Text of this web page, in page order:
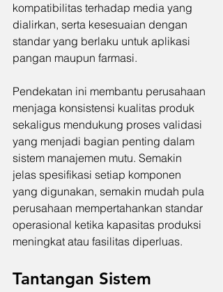
kompatibilitas terhadap media yang
dialirkan, serta kesesuaian dengan
standar yang berlaku untuk aplikasi
pangan maupun farmasi.
Pendekatan ini membantu perusahaan
menjaga konsistensi kualitas produk
sekaligus mendukung proses validasi
yang menjadi bagian penting dalam
sistem manajemen mutu. Semakin
jelas spesifikasi setiap komponen
yang digunakan, semakin mudah pula
perusahaan mempertahankan standar
operasional ketika kapasitas produksi
meningkat atau fasilitas diperluas.
Tantangan Sistem